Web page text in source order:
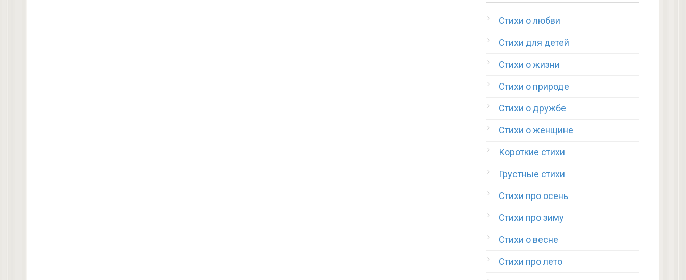
Стихи о любви
Стихи для детей
Стихи о жизни
Стихи о природе
Стихи о дружбе
Стихи о женщине
Короткие стихи
Грустные стихи
Стихи про осень
Стихи про зиму
Стихи о весне
Стихи про лето